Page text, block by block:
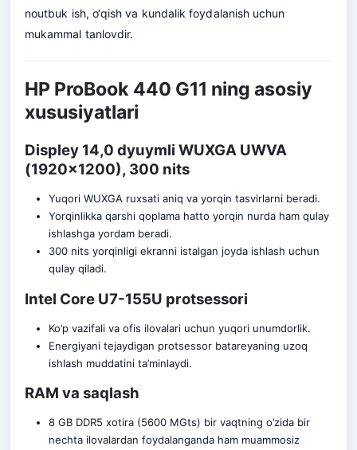
noutbuk ish, o‘qish va kundalik foydalanish uchun
mukammal tanlovdir.
HP ProBook 440 G11 ning asosiy
xususiyatlari
Displey 14,0 dyuymli WUXGA UWVA
(1920×1200), 300 nits
Yuqori WUXGA ruxsati aniq va yorqin tasvirlarni beradi.
Yorqinlikka qarshi qoplama hatto yorqin nurda ham qulay
ishlashga yordam beradi.
300 nits yorqinligi ekranni istalgan joyda ishlash uchun
qulay qiladi.
Intel Core U7-155U protsessori
Ko’p vazifali va ofis ilovalari uchun yuqori unumdorlik.
Energiyani tejaydigan protsessor batareyaning uzoq
ishlash muddatini ta’minlaydi.
RAM va saqlash
8 GB DDR5 xotira (5600 MGts) bir vaqtning o’zida bir
nechta ilovalardan foydalanganda ham muammosiz